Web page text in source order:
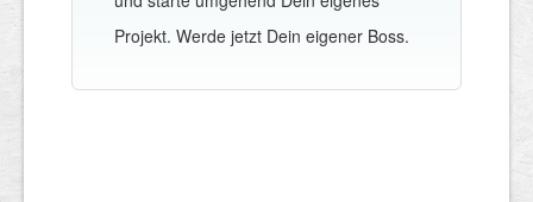
Projekt. Werde jetzt Dein eigener Boss.